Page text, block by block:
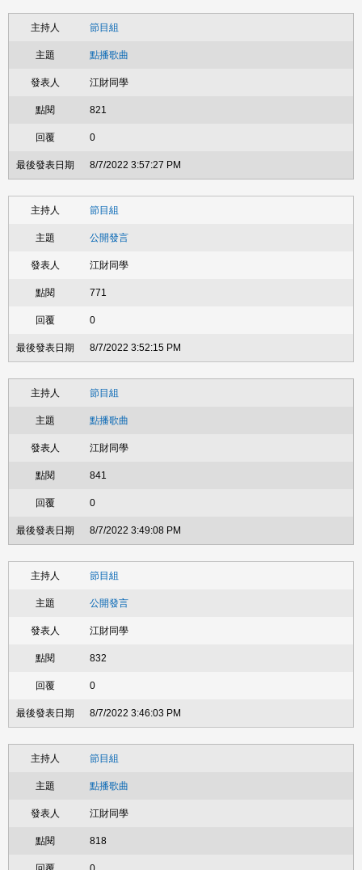
節目組
點播歌曲
江財同學
821
0
8/7/2022 3:57:27 PM
節目組
公開發言
江財同學
771
0
8/7/2022 3:52:15 PM
節目組
點播歌曲
江財同學
841
0
8/7/2022 3:49:08 PM
節目組
公開發言
江財同學
832
0
8/7/2022 3:46:03 PM
節目組
點播歌曲
江財同學
818